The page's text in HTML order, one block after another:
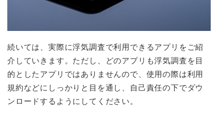
続いては、実際に浮気調査で利用できるアプリをご紹
介していきます。ただし、どのアプリも浮気調査を目
的としたアプリではありませんので、使用の際は利用
規約などにしっかりと目を通し、自己責任の下でダウ
ンロードするようにしてください。